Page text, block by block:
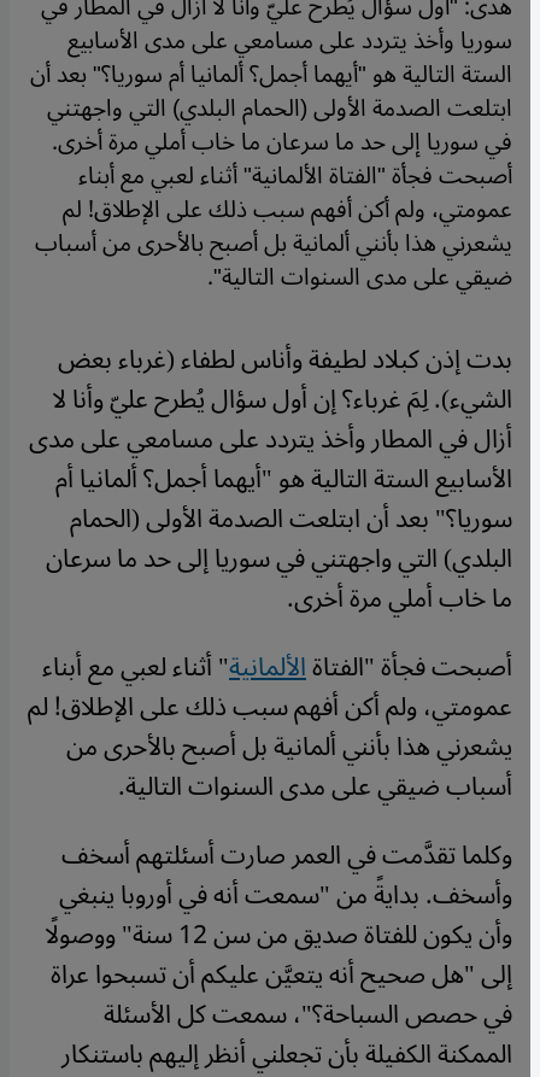
سوريا وأخذ يتردد على مسامعي على مدى الأسابيع
الستة التالية هو "أيهما أجمل؟ ألمانيا أم سوريا؟" بعد أن
ابتلعت الصدمة الأولى (الحمام البلدي) التي واجهتني
في سوريا إلى حد ما سرعان ما خاب أملي مرة أخرى.
أصبحت فجأة "الفتاة الألمانية" أثناء لعبي مع أبناء
عمومتي، ولم أكن أفهم سبب ذلك على الإطلاق! لم
يشعرني هذا بأنني ألمانية بل أصبح بالأحرى من أسباب
ضيقي على مدى السنوات التالية".
بدت إذن كبلاد لطيفة وأناس لطفاء (غرباء بعض
الشيء). لِمَ غرباء؟ إن أول سؤال يُطرح عليّ وأنا لا
أزال في المطار وأخذ يتردد على مسامعي على مدى
الأسابيع الستة التالية هو "أيهما أجمل؟ ألمانيا أم
سوريا؟" بعد أن ابتلعت الصدمة الأولى (الحمام
البلدي) التي واجهتني في سوريا إلى حد ما سرعان
ما خاب أملي مرة أخرى.
أصبحت فجأة "الفتاةالألمانية" أثناء لعبي مع أبناء
عمومتي، ولم أكن أفهم سبب ذلك على الإطلاق! لم
يشعرني هذا بأنني ألمانية بل أصبح بالأحرى من
أسباب ضيقي على مدى السنوات التالية.
وكلما تقدَّمت في العمر صارت أسئلتهم أسخف
وأسخف. بدايةً من "سمعت أنه في أوروبا ينبغي
وأن يكون للفتاة صديق من سن 12 سنة" ووصولًا
إلى "هل صحيح أنه يتعيَّن عليكم أن تسبحوا عراة
في حصص السباحة؟"، سمعت كل الأسئلة
الممكنة الكفيلة بأن تجعلني أنظر إليهم باستنكار